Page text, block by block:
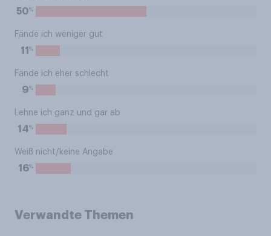
50%
Fände ich weniger gut
11 %
Fände ich eher schlecht
9%
Lehne ich ganz und gar ab
14%
Weiß nicht/keine Angabe
16%
Verwandte Themen